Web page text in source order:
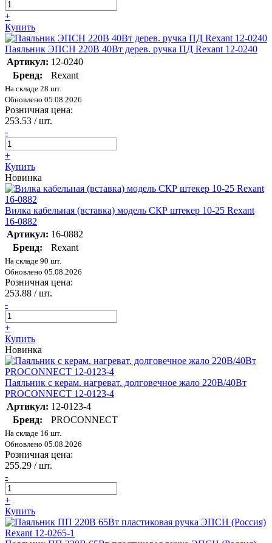
+
Купить
Паяльник ЭПСН 220В 40Вт дерев. ручка ПД Rexant 12-0240
Артикул: 12-0240
Бренд:
Rexant
На складе 28 шт.
Обновлено 05.08.2026
Розничная цена:
253.53 / шт.
-
+
Купить
Новинка
Вилка кабельная (вставка) модель СКР штекер 10-25 Rexant
16-0882
Артикул: 16-0882
Бренд:
Rexant
На складе 90 шт.
Обновлено 05.08.2026
Розничная цена:
253.88 / шт.
-
+
Купить
Новинка
Паяльник с керам. нагреват. долговечное жало 220В/40Вт
PROCONNECT 12-0123-4
Артикул: 12-0123-4
Бренд:
PROCONNECT
На складе 16 шт.
Обновлено 05.08.2026
Розничная цена:
255.29 / шт.
-
+
Купить